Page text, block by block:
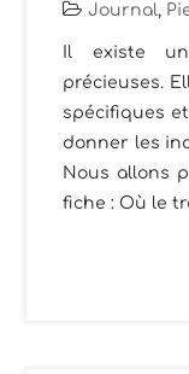
Journal,
Il existe
précieuses.
spécifiques
donner les
Nous allons
fiche : Où le